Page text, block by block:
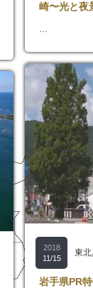
崎〜光と夜
…
2018
11/15
東北,
岩手県PR